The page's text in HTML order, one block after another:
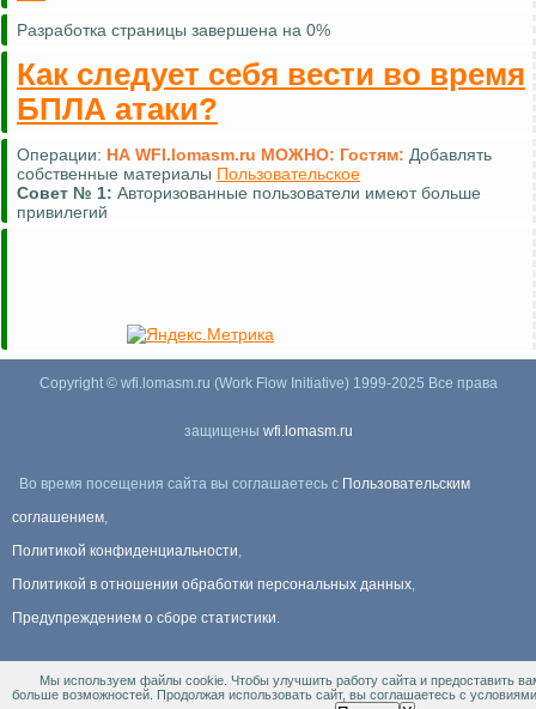
Разработка страницы завершена на 0%
Как следует себя вести во время
БПЛА атаки?
Операции: НА WFI.lomasm.ru МОЖНО: Гостям: Добавлять
собственные материалы Пользовательское
Совет № 1: Авторизованные пользователи имеют больше
привилегий
Copyright © wfi.lomasm.ru (Work Flow Initiative) 1999-2025 Все права
защищены wfi.lomasm.ru
Во время посещения сайта вы соглашаетесь с Пользовательским
соглашением,
Политикой конфиденциальности,
Политикой в отношении обработки персональных данных,
Предупреждением о сборе статистики.
Информация Для правообладателей.
Мы используем файлы cookie. Чтобы улучшить работу сайта и предоставить
больше возможностей. Продолжая использовать сайт, вы соглашаетесь с условиями